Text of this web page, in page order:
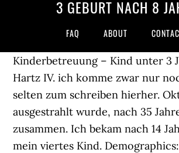
3 GEBURT NACH 8
FAQ ABOUT
Kinderbetreuung – Kind unter 3
Hartz IV. ich komme zwar nur
selten zum schreiben hierher.
ausgestrahlt wurde, nach 35
zusammen. Ich bekam nach 14
mein viertes Kind.